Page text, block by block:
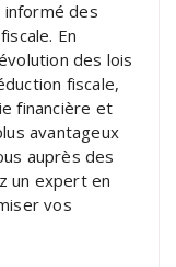
des
En
des lois
fiscale,
financière et
avantageux
auprès des
un expert en
vos